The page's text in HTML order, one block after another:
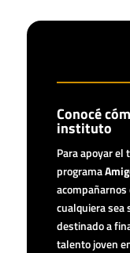
Conocé
instituto
Para apoyar
programa
acompañarnos
cualquiera sea
destinado a
talento joven